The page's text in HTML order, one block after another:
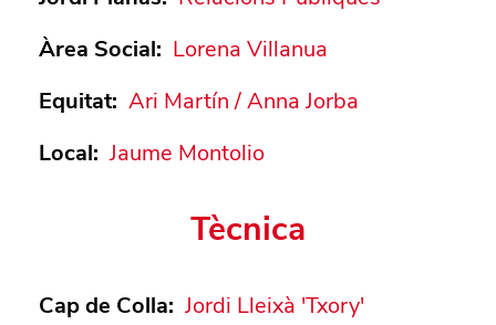
Àrea Social: Lorena Villanua
Equitat: Ari Martín / Anna Jorba
Local: Jaume Montolio
Tècnica
Cap de Colla: Jordi Lleixà 'Txory'